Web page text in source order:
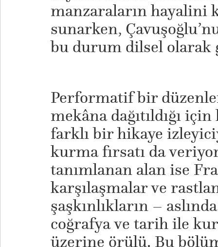
manzaraların hayalini
sunarken,
bu durum dilsel olarak
Performatif bir
mekâna dağıtıldığı
farklı bir hikaye
kurma fırsatı da
tanımlanan alan ise
karşılaşmalar ve
şaşkınlıkların –
coğrafya ve tarih ile
üzerine örülü. Bu